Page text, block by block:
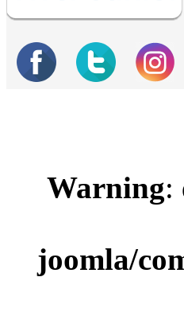
Warning:
joomla/